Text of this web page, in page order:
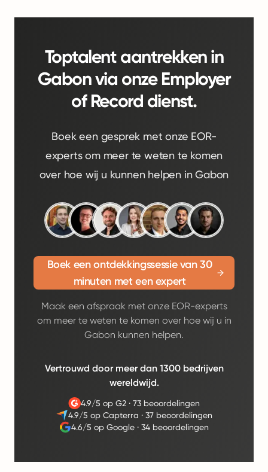
Toptalent aantrekken in
Gabon via onze Employer
of Record dienst.
Boek een gesprek met onze EOR-
experts om meer te weten te komen
over hoe wij u kunnen helpen in Gabon
Boek een ontdekkingssessie van 30
minuten met een expert
Maak een afspraak met onze EOR-experts
om meer te weten te komen over hoe wij u in
Gabon kunnen helpen.
Vertrouwd door meer dan 1300 bedrijven
wereldwijd.
4.9/5 op G2· 73 beoordelingen
4.9/5 op Capterra · 37 beoordelingen
4.6/5 op Google ·34 beoordelingen